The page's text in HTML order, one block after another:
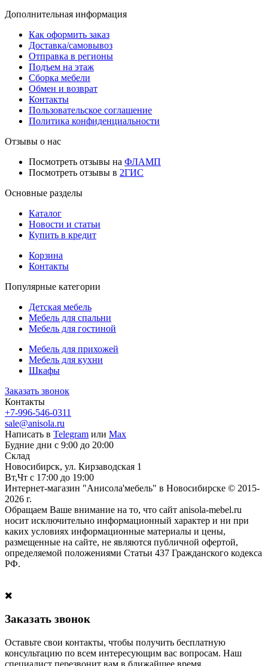
Дополнительная информация
Как оформить заказ
Доставка/самовывоз
Отправка в регионы
Подъем на этаж
Сборка мебели
Обмен и возврат
Контакты
Пользовательское соглашение
Политика конфиденциальности
Отзывы о нас
Посмотреть отзывы на ФЛАМП
Посмотреть отзывы в 2ГИС
Основные разделы
Каталог
Новости и статьи
Купить в кредит
Корзина
Контакты
Популярные категории
Детская мебель
Мебель для спальни
Мебель для гостиной
Мебель для прихожей
Мебель для кухни
Шкафы
Заказать звонок
Контакты
+7-996-546-0311
sale@anisola.ru
Написать в Telegram или Max
Будние дни с 9:00 до 20:00
Склад
Новосибирск, ул. Кирзаводская 1
Вт,Чт с 17:00 до 19:00
Интернет-магазин "Анисола'мебель" в Новосибирске © 2015-
2026 г.
Обращаем Ваше внимание на то, что сайт anisola-mebel.ru
носит исключительно информационный характер и ни при
каких условиях информационные материалы и цены,
размещенные на сайте, не являются публичной офертой,
определяемой положениями Статьи 437 Гражданского кодекса
РФ.
Заказать звонок
Оставьте свои контакты, чтобы получить бесплатную
консультацию по всем интересующим вас вопросам. Наш
специалист перезвонит вам в ближайшее время.